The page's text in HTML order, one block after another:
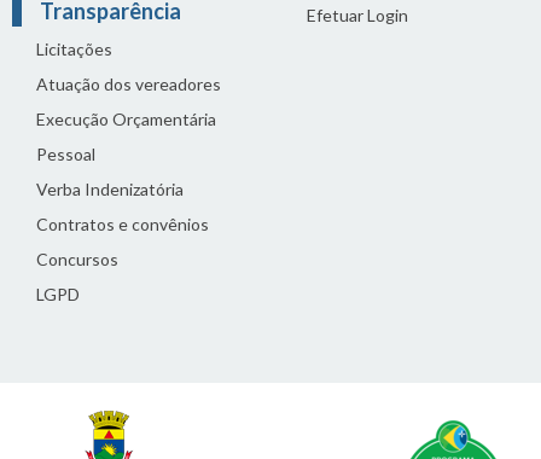
Transparência
Licitações
Atuação dos vereadores
Execução Orçamentária
Pessoal
Verba Indenizatória
Contratos e convênios
Concursos
LGPD
Efetuar Login